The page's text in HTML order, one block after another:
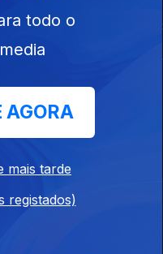
de
Andebol:
RTP Play
todo o
AGORA
mais tarde
registados)